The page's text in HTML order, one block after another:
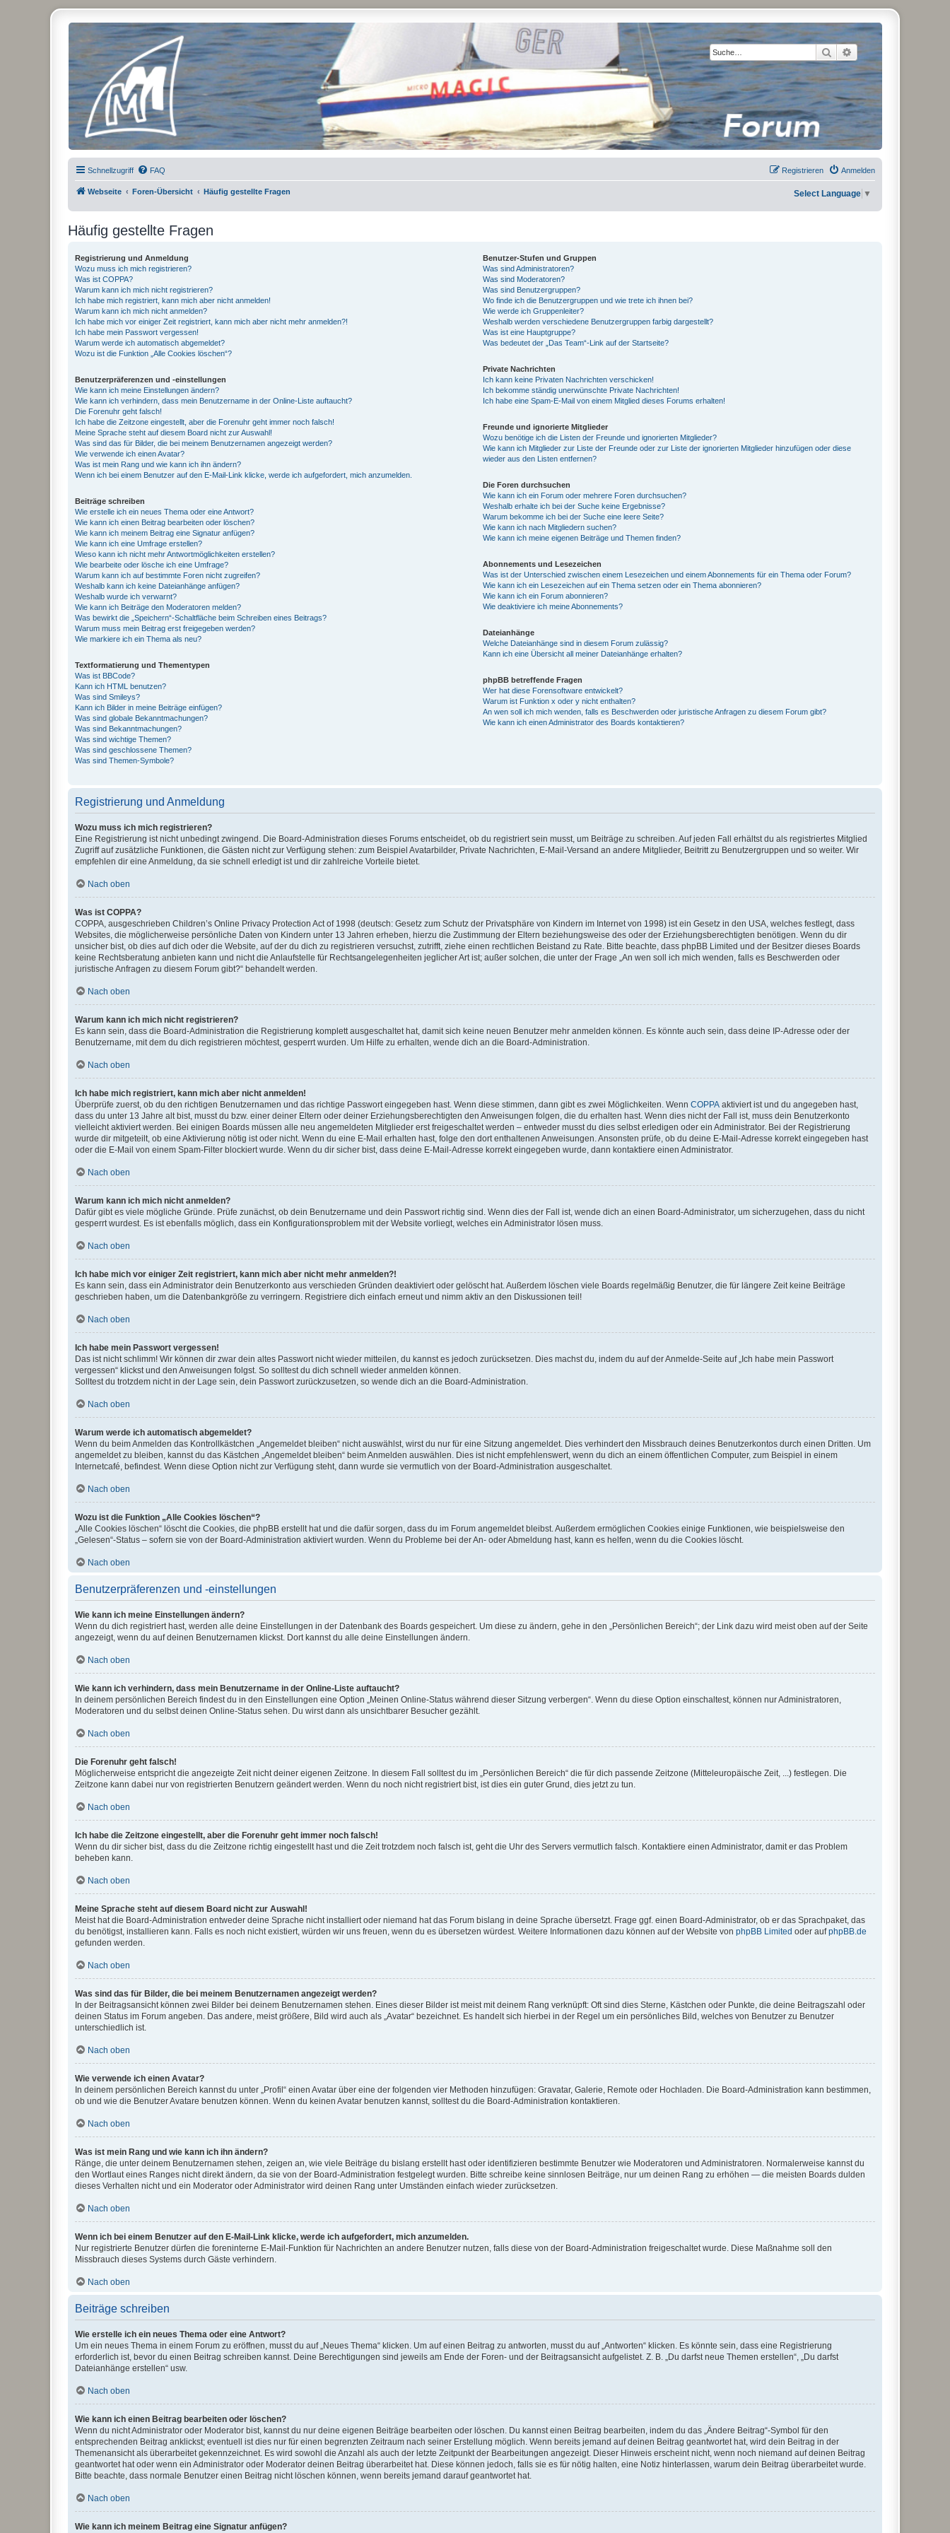
Suche Erweiterte Suche
Micro Magic Forum Deutschland
Schnellzugriff FAQ Anmelden
Registrieren
Webseite Foren-Übersicht Häufig gestellte Fragen Select Language ▼
Häufig gestellte Fragen
Registrierung und Anmeldung
Wozu muss ich mich registrieren?
Was ist COPPA?
Warum kann ich mich nicht registrieren?
Ich habe mich registriert, kann mich aber nicht anmelden!
Warum kann ich mich nicht anmelden?
Ich habe mich vor einiger Zeit registriert, kann mich aber nicht mehr anmelden?!
Ich habe mein Passwort vergessen!
Warum werde ich automatisch abgemeldet?
Wozu ist die Funktion „Alle Cookies löschen“?
Benutzerpräferenzen und -einstellungen
Wie kann ich meine Einstellungen ändern?
Wie kann ich verhindern, dass mein Benutzername in der Online-Liste auftaucht?
Die Forenuhr geht falsch!
Ich habe die Zeitzone eingestellt, aber die Forenuhr geht immer noch falsch!
Meine Sprache steht auf diesem Board nicht zur Auswahl!
Was sind das für Bilder, die bei meinem Benutzernamen angezeigt werden?
Wie verwende ich einen Avatar?
Was ist mein Rang und wie kann ich ihn ändern?
Wenn ich bei einem Benutzer auf den E-Mail-Link klicke, werde ich aufgefordert, mich anzumelden.
Beiträge schreiben
Wie erstelle ich ein neues Thema oder eine Antwort?
Wie kann ich einen Beitrag bearbeiten oder löschen?
Wie kann ich meinem Beitrag eine Signatur anfügen?
Wie kann ich eine Umfrage erstellen?
Wieso kann ich nicht mehr Antwortmöglichkeiten erstellen?
Wie bearbeite oder lösche ich eine Umfrage?
Warum kann ich auf bestimmte Foren nicht zugreifen?
Weshalb kann ich keine Dateianhänge anfügen?
Weshalb wurde ich verwarnt?
Wie kann ich Beiträge den Moderatoren melden?
Was bewirkt die „Speichern“-Schaltfläche beim Schreiben eines Beitrags?
Warum muss mein Beitrag erst freigegeben werden?
Wie markiere ich ein Thema als neu?
Textformatierung und Thementypen
Was ist BBCode?
Kann ich HTML benutzen?
Was sind Smileys?
Kann ich Bilder in meine Beiträge einfügen?
Was sind globale Bekanntmachungen?
Was sind Bekanntmachungen?
Was sind wichtige Themen?
Was sind geschlossene Themen?
Was sind Themen-Symbole?
Benutzer-Stufen und Gruppen
Was sind Administratoren?
Was sind Moderatoren?
Was sind Benutzergruppen?
Wo finde ich die Benutzergruppen und wie trete ich ihnen bei?
Wie werde ich Gruppenleiter?
Weshalb werden verschiedene Benutzergruppen farbig dargestellt?
Was ist eine Hauptgruppe?
Was bedeutet der „Das Team“-Link auf der Startseite?
Private Nachrichten
Ich kann keine Privaten Nachrichten verschicken!
Ich bekomme ständig unerwünschte Private Nachrichten!
Ich habe eine Spam-E-Mail von einem Mitglied dieses Forums erhalten!
Freunde und ignorierte Mitglieder
Wozu benötige ich die Listen der Freunde und ignorierten Mitglieder?
Wie kann ich Mitglieder zur Liste der Freunde oder zur Liste der ignorierten Mitglieder hinzufügen oder diese
wieder aus den Listen entfernen?
Die Foren durchsuchen
Wie kann ich ein Forum oder mehrere Foren durchsuchen?
Weshalb erhalte ich bei der Suche keine Ergebnisse?
Warum bekomme ich bei der Suche eine leere Seite?
Wie kann ich nach Mitgliedern suchen?
Wie kann ich meine eigenen Beiträge und Themen finden?
Abonnements und Lesezeichen
Was ist der Unterschied zwischen einem Lesezeichen und einem Abonnements für ein Thema oder Forum?
Wie kann ich ein Lesezeichen auf ein Thema setzen oder ein Thema abonnieren?
Wie kann ich ein Forum abonnieren?
Wie deaktiviere ich meine Abonnements?
Dateianhänge
Welche Dateianhänge sind in diesem Forum zulässig?
Kann ich eine Übersicht all meiner Dateianhänge erhalten?
phpBB betreffende Fragen
Wer hat diese Forensoftware entwickelt?
Warum ist Funktion x oder y nicht enthalten?
An wen soll ich mich wenden, falls es Beschwerden oder juristische Anfragen zu diesem Forum gibt?
Wie kann ich einen Administrator des Boards kontaktieren?
Registrierung und Anmeldung
Wozu muss ich mich registrieren?
Eine Registrierung ist nicht unbedingt zwingend. Die Board-Administration dieses Forums entscheidet, ob du registriert sein musst, um Beiträge zu schreiben. Auf jeden Fall erhältst du als registriertes Mitglied
Zugriff auf zusätzliche Funktionen, die Gästen nicht zur Verfügung stehen: zum Beispiel Avatarbilder, Private Nachrichten, E-Mail-Versand an andere Mitglieder, Beitritt zu Benutzergruppen und so weiter. Wir
empfehlen dir eine Anmeldung, da sie schnell erledigt ist und dir zahlreiche Vorteile bietet.
Nach oben
Was ist COPPA?
COPPA, ausgeschrieben Children’s Online Privacy Protection Act of 1998 (deutsch: Gesetz zum Schutz der Privatsphäre von Kindern im Internet von 1998) ist ein Gesetz in den USA, welches festlegt, dass
Websites, die möglicherweise persönliche Daten von Kindern unter 13 Jahren erheben, hierzu die Zustimmung der Eltern beziehungsweise des oder der Erziehungsberechtigten benötigen. Wenn du dir
unsicher bist, ob dies auf dich oder die Website, auf der du dich zu registrieren versuchst, zutrifft, ziehe einen rechtlichen Beistand zu Rate. Bitte beachte, dass phpBB Limited und der Besitzer dieses Boards
keine Rechtsberatung anbieten kann und nicht die Anlaufstelle für Rechtsangelegenheiten jeglicher Art ist; außer solchen, die unter der Frage „An wen soll ich mich wenden, falls es Beschwerden oder
juristische Anfragen zu diesem Forum gibt?“ behandelt werden.
Nach oben
Warum kann ich mich nicht registrieren?
Es kann sein, dass die Board-Administration die Registrierung komplett ausgeschaltet hat, damit sich keine neuen Benutzer mehr anmelden können. Es könnte auch sein, dass deine IP-Adresse oder der
Benutzername, mit dem du dich registrieren möchtest, gesperrt wurden. Um Hilfe zu erhalten, wende dich an die Board-Administration.
Nach oben
Ich habe mich registriert, kann mich aber nicht anmelden!
Überprüfe zuerst, ob du den richtigen Benutzernamen und das richtige Passwort eingegeben hast. Wenn diese stimmen, dann gibt es zwei Möglichkeiten. Wenn COPPA aktiviert ist und du angegeben hast,
dass du unter 13 Jahre alt bist, musst du bzw. einer deiner Eltern oder deiner Erziehungsberechtigten den Anweisungen folgen, die du erhalten hast. Wenn dies nicht der Fall ist, muss dein Benutzerkonto
vielleicht aktiviert werden. Bei einigen Boards müssen alle neu angemeldeten Mitglieder erst freigeschaltet werden – entweder musst du dies selbst erledigen oder ein Administrator. Bei der Registrierung
wurde dir mitgeteilt, ob eine Aktivierung nötig ist oder nicht. Wenn du eine E-Mail erhalten hast, folge den dort enthaltenen Anweisungen. Ansonsten prüfe, ob du deine E-Mail-Adresse korrekt eingegeben hast
oder die E-Mail von einem Spam-Filter blockiert wurde. Wenn du dir sicher bist, dass deine E-Mail-Adresse korrekt eingegeben wurde, dann kontaktiere einen Administrator.
Nach oben
Warum kann ich mich nicht anmelden?
Dafür gibt es viele mögliche Gründe. Prüfe zunächst, ob dein Benutzername und dein Passwort richtig sind. Wenn dies der Fall ist, wende dich an einen Board-Administrator, um sicherzugehen, dass du nicht
gesperrt wurdest. Es ist ebenfalls möglich, dass ein Konfigurationsproblem mit der Website vorliegt, welches ein Administrator lösen muss.
Nach oben
Ich habe mich vor einiger Zeit registriert, kann mich aber nicht mehr anmelden?!
Es kann sein, dass ein Administrator dein Benutzerkonto aus verschieden Gründen deaktiviert oder gelöscht hat. Außerdem löschen viele Boards regelmäßig Benutzer, die für längere Zeit keine Beiträge
geschrieben haben, um die Datenbankgröße zu verringern. Registriere dich einfach erneut und nimm aktiv an den Diskussionen teil!
Nach oben
Ich habe mein Passwort vergessen!
Das ist nicht schlimm! Wir können dir zwar dein altes Passwort nicht wieder mitteilen, du kannst es jedoch zurücksetzen. Dies machst du, indem du auf der Anmelde-Seite auf „Ich habe mein Passwort
vergessen“ klickst und den Anweisungen folgst. So solltest du dich schnell wieder anmelden können.
Solltest du trotzdem nicht in der Lage sein, dein Passwort zurückzusetzen, so wende dich an die Board-Administration.
Nach oben
Warum werde ich automatisch abgemeldet?
Wenn du beim Anmelden das Kontrollkästchen „Angemeldet bleiben“ nicht auswählst, wirst du nur für eine Sitzung angemeldet. Dies verhindert den Missbrauch deines Benutzerkontos durch einen Dritten. Um
angemeldet zu bleiben, kannst du das Kästchen „Angemeldet bleiben“ beim Anmelden auswählen. Dies ist nicht empfehlenswert, wenn du dich an einem öffentlichen Computer, zum Beispiel in einem
Internetcafé, befindest. Wenn diese Option nicht zur Verfügung steht, dann wurde sie vermutlich von der Board-Administration ausgeschaltet.
Nach oben
Wozu ist die Funktion „Alle Cookies löschen“?
„Alle Cookies löschen“ löscht die Cookies, die phpBB erstellt hat und die dafür sorgen, dass du im Forum angemeldet bleibst. Außerdem ermöglichen Cookies einige Funktionen, wie beispielsweise den
„Gelesen“-Status – sofern sie von der Board-Administration aktiviert wurden. Wenn du Probleme bei der An- oder Abmeldung hast, kann es helfen, wenn du die Cookies löscht.
Nach oben
Benutzerpräferenzen und -einstellungen
Wie kann ich meine Einstellungen ändern?
Wenn du dich registriert hast, werden alle deine Einstellungen in der Datenbank des Boards gespeichert. Um diese zu ändern, gehe in den „Persönlichen Bereich“; der Link dazu wird meist oben auf der Seite
angezeigt, wenn du auf deinen Benutzernamen klickst. Dort kannst du alle deine Einstellungen ändern.
Nach oben
Wie kann ich verhindern, dass mein Benutzername in der Online-Liste auftaucht?
In deinem persönlichen Bereich findest du in den Einstellungen eine Option „Meinen Online-Status während dieser Sitzung verbergen“. Wenn du diese Option einschaltest, können nur Administratoren,
Moderatoren und du selbst deinen Online-Status sehen. Du wirst dann als unsichtbarer Besucher gezählt.
Nach oben
Die Forenuhr geht falsch!
Möglicherweise entspricht die angezeigte Zeit nicht deiner eigenen Zeitzone. In diesem Fall solltest du im „Persönlichen Bereich“ die für dich passende Zeitzone (Mitteleuropäische Zeit, ...) festlegen. Die
Zeitzone kann dabei nur von registrierten Benutzern geändert werden. Wenn du noch nicht registriert bist, ist dies ein guter Grund, dies jetzt zu tun.
Nach oben
Ich habe die Zeitzone eingestellt, aber die Forenuhr geht immer noch falsch!
Wenn du dir sicher bist, dass du die Zeitzone richtig eingestellt hast und die Zeit trotzdem noch falsch ist, geht die Uhr des Servers vermutlich falsch. Kontaktiere einen Administrator, damit er das Problem
beheben kann.
Nach oben
Meine Sprache steht auf diesem Board nicht zur Auswahl!
Meist hat die Board-Administration entweder deine Sprache nicht installiert oder niemand hat das Forum bislang in deine Sprache übersetzt. Frage ggf. einen Board-Administrator, ob er das Sprachpaket, das
du benötigst, installieren kann. Falls es noch nicht existiert, würden wir uns freuen, wenn du es übersetzen würdest. Weitere Informationen dazu können auf der Website von phpBB Limited oder aufphpBB.de
gefunden werden.
Nach oben
Was sind das für Bilder, die bei meinem Benutzernamen angezeigt werden?
In der Beitragsansicht können zwei Bilder bei deinem Benutzernamen stehen. Eines dieser Bilder ist meist mit deinem Rang verknüpft: Oft sind dies Sterne, Kästchen oder Punkte, die deine Beitragszahl oder
deinen Status im Forum angeben. Das andere, meist größere, Bild wird auch als „Avatar“ bezeichnet. Es handelt sich hierbei in der Regel um ein persönliches Bild, welches von Benutzer zu Benutzer
unterschiedlich ist.
Nach oben
Wie verwende ich einen Avatar?
In deinem persönlichen Bereich kannst du unter „Profil“ einen Avatar über eine der folgenden vier Methoden hinzufügen: Gravatar, Galerie, Remote oder Hochladen. Die Board-Administration kann bestimmen,
ob und wie die Benutzer Avatare benutzen können. Wenn du keinen Avatar benutzen kannst, solltest du die Board-Administration kontaktieren.
Nach oben
Was ist mein Rang und wie kann ich ihn ändern?
Ränge, die unter deinem Benutzernamen stehen, zeigen an, wie viele Beiträge du bislang erstellt hast oder identifizieren bestimmte Benutzer wie Moderatoren und Administratoren. Normalerweise kannst du
den Wortlaut eines Ranges nicht direkt ändern, da sie von der Board-Administration festgelegt wurden. Bitte schreibe keine sinnlosen Beiträge, nur um deinen Rang zu erhöhen — die meisten Boards dulden
dieses Verhalten nicht und ein Moderator oder Administrator wird deinen Rang unter Umständen einfach wieder zurücksetzen.
Nach oben
Wenn ich bei einem Benutzer auf den E-Mail-Link klicke, werde ich aufgefordert, mich anzumelden.
Nur registrierte Benutzer dürfen die foreninterne E-Mail-Funktion für Nachrichten an andere Benutzer nutzen, falls diese von der Board-Administration freigeschaltet wurde. Diese Maßnahme soll den
Missbrauch dieses Systems durch Gäste verhindern.
Nach oben
Beiträge schreiben
Wie erstelle ich ein neues Thema oder eine Antwort?
Um ein neues Thema in einem Forum zu eröffnen, musst du auf „Neues Thema“ klicken. Um auf einen Beitrag zu antworten, musst du auf „Antworten“ klicken. Es könnte sein, dass eine Registrierung
erforderlich ist, bevor du einen Beitrag schreiben kannst. Deine Berechtigungen sind jeweils am Ende der Foren- und der Beitragsansicht aufgelistet. Z. B. „Du darfst neue Themen erstellen“, „Du darfst
Dateianhänge erstellen“ usw.
Nach oben
Wie kann ich einen Beitrag bearbeiten oder löschen?
Wenn du nicht Administrator oder Moderator bist, kannst du nur deine eigenen Beiträge bearbeiten oder löschen. Du kannst einen Beitrag bearbeiten, indem du das „Ändere Beitrag“-Symbol für den
entsprechenden Beitrag anklickst; eventuell ist dies nur für einen begrenzten Zeitraum nach seiner Erstellung möglich. Wenn bereits jemand auf deinen Beitrag geantwortet hat, wird dein Beitrag in der
Themenansicht als überarbeitet gekennzeichnet. Es wird sowohl die Anzahl als auch der letzte Zeitpunkt der Bearbeitungen angezeigt. Dieser Hinweis erscheint nicht, wenn noch niemand auf deinen Beitrag
geantwortet hat oder wenn ein Administrator oder Moderator deinen Beitrag überarbeitet hat. Diese können jedoch, falls sie es für nötig halten, eine Notiz hinterlassen, warum dein Beitrag überarbeitet wurde.
Bitte beachte, dass normale Benutzer einen Beitrag nicht löschen können, wenn bereits jemand darauf geantwortet hat.
Nach oben
Wie kann ich meinem Beitrag eine Signatur anfügen?